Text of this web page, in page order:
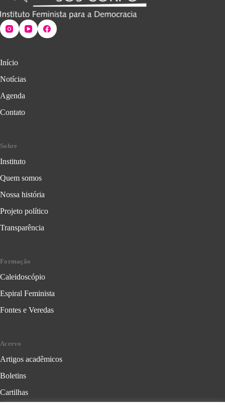
Início
Notícias
Agenda
Contato
Sobre
Instituto
Quem somos
Nossa história
Projeto político
Transparência
Formação
Caleidoscópio
Espiral Feminista
Fontes e Veredas
Acervo
Artigos acadêmicos
Boletins
Cartilhas